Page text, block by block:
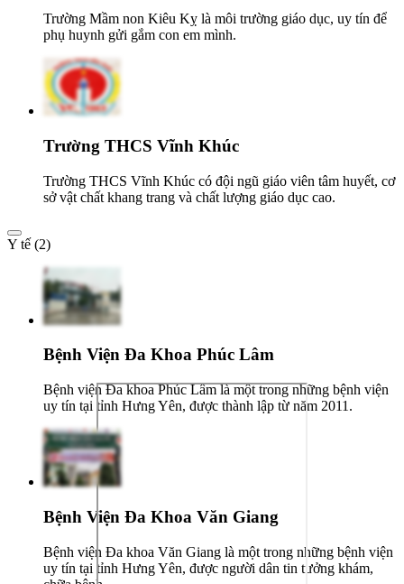
Trường Mầm non Kiêu Kỵ là môi trường giáo dục, uy tín để
phụ huynh gửi gắm con em mình.
Trường THCS Vĩnh Khúc
Trường THCS Vĩnh Khúc có đội ngũ giáo viên tâm huyết, cơ
sở vật chất khang trang và chất lượng giáo dục cao.
Y tế (2)
Bệnh Viện Đa Khoa Phúc Lâm
Bệnh viện Đa khoa Phúc Lâm là một trong những bệnh viện
uy tín tại tỉnh Hưng Yên, được thành lập từ năm 2011.
Bệnh Viện Đa Khoa Văn Giang
Bệnh viện Đa khoa Văn Giang là một trong những bệnh viện
uy tín tại tỉnh Hưng Yên, được người dân tin tưởng khám,